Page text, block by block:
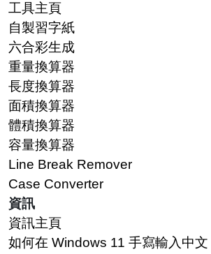
工具主頁
自製習字紙
六合彩生成
重量換算器
長度換算器
面積換算器
體積換算器
容量換算器
Line Break Remover
Case Converter
資訊
資訊主頁
如何在 Windows 11 手寫輸入中文